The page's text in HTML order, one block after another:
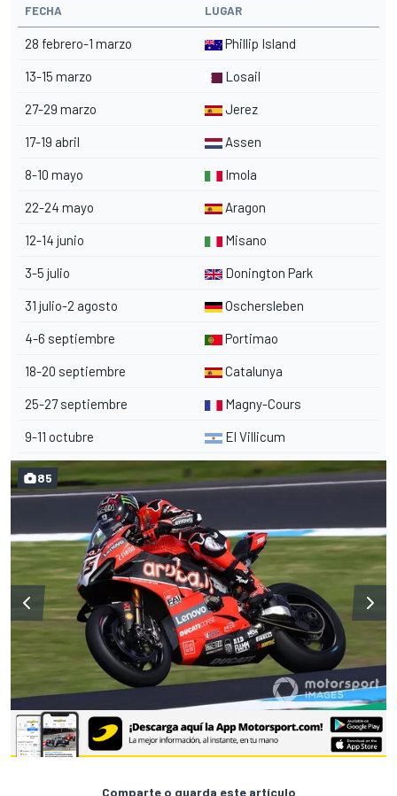
FECHA LUGAR
28 febrero-1 marzo Phillip Island
13-15 marzo Losail
27-29 marzo Jerez
17-19 abril Assen
8-10 mayo Imola
22-24 mayo Aragon
12-14 junio Misano
3-5 julio Donington Park
31 julio-2 agosto Oschersleben
4-6 septiembre Portimao
18-20 septiembre Catalunya
25-27 septiembre Magny-Cours
9-11 octubre El Villicum
85
Comparte o guarda este artículo